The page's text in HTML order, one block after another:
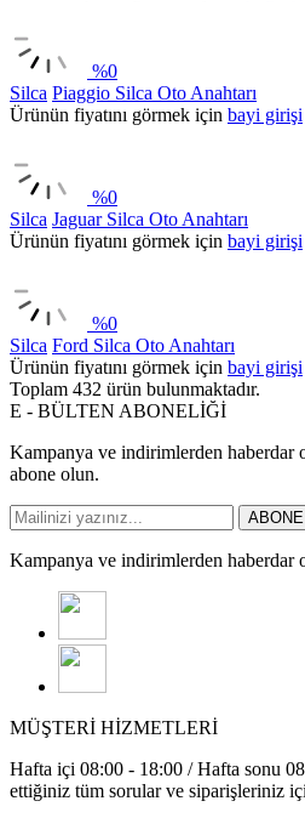
%0
Silca Piaggio Silca Oto Anahtarı
Ürünün fiyatını görmek için bayi girişi
%0
Silca Jaguar Silca Oto Anahtarı
Ürünün fiyatını görmek için bayi girişi
%0
Silca Ford Silca Oto Anahtarı
Ürünün fiyatını görmek için bayi girişi
Toplam 432 ürün bulunmaktadır.
E - BÜLTEN ABONELİĞİ
Kampanya ve indirimlerden haberdar
abone olun.
ABONE
Kampanya ve indirimlerden
MÜŞTERİ HİZMETLERİ
Hafta içi 08:00 - 18:00 / Hafta sonu
ettiğiniz tüm sorular ve siparişleriniz